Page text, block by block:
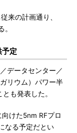
来の計画通り、
定
データセンター／
リウム）パワー半
も発表した。
けた5nm RFプロ
なる予定だとい